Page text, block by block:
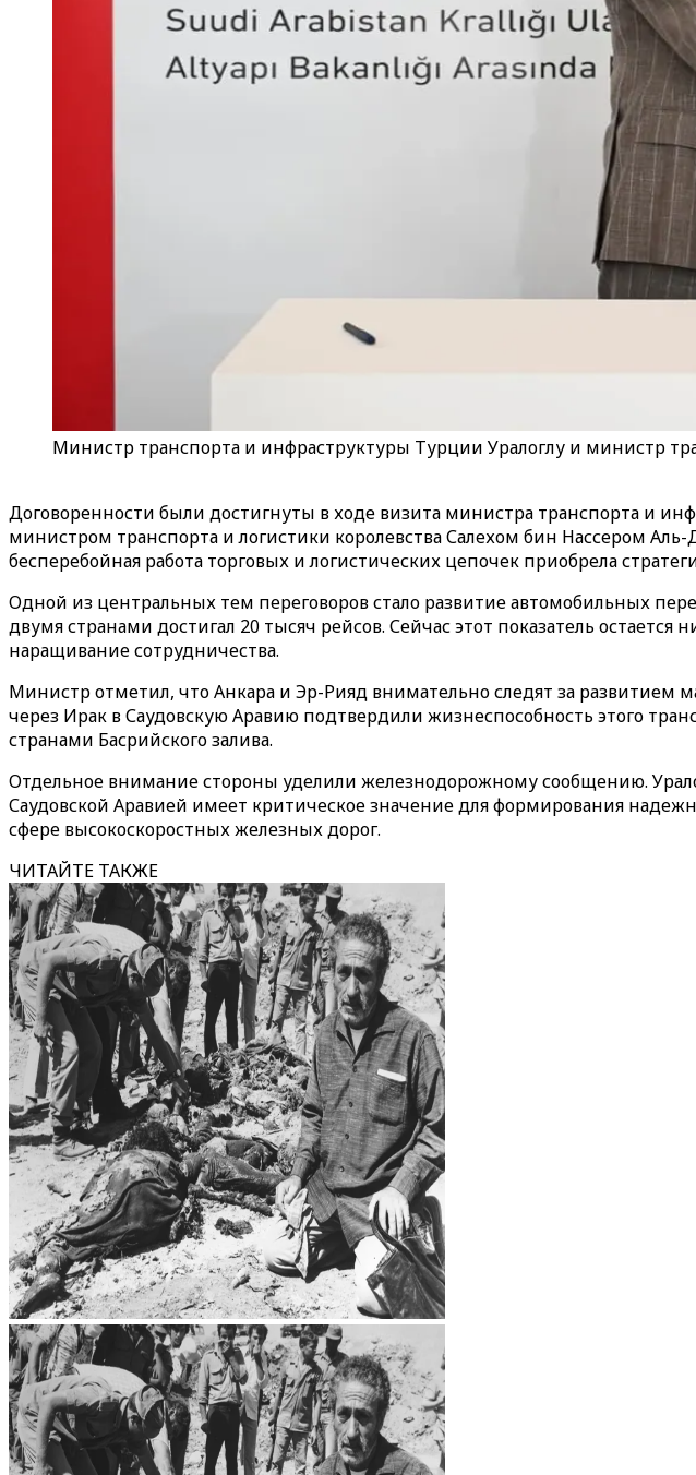
Министр транспорта и инфраструктуры Турции Уралоглу и министр
Договоренности были достигнуты в ходе визита министра транспорта и
министром транспорта и логистики королевства Салехом бин Нассером
бесперебойная работа торговых и логистических цепочек приобрела
Одной из центральных тем переговоров стало развитие автомобильных
двумя странами достигал 20 тысяч рейсов. Сейчас этот показатель
наращивание сотрудничества.
Министр отметил, что Анкара и Эр-Рияд внимательно следят за
через Ирак в Саудовскую Аравию подтвердили жизнеспособность этого
странами Басрийского залива.
Отдельное внимание стороны уделили железнодорожному сообщению.
Саудовской Аравией имеет критическое значение для формирования
сфере высокоскоростных железных дорог.
ЧИТАЙТЕ ТАКЖЕ